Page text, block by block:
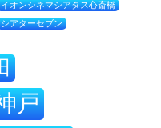
イオンシネマシアタス心斎橋
シアターセブン
戸